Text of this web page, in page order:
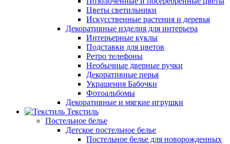
Цветы светильники
Искусственные растения и деревья
Декоративные изделия для интерьера
Интерьерные куклы
Подставки для цветов
Ретро телефоны
Необычные дверные ручки
Декоративные перья
Украшения Бабочки
Фотоальбомы
Декоративные и мягкие игрушки
Текстиль
Постельное белье
Детское постельное белье
Постельное белье для новорожденных